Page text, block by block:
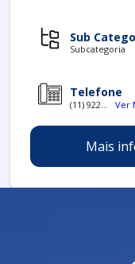
Sub
Subcategoria
Telefone
(11) 922... Ver
Mais